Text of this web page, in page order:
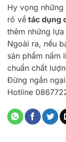
Hy vọng
rõ về tác dụng
thêm những
Ngoài ra, nếu
sản phẩm nấm
chuẩn chất
Đừng ngần
Hotline